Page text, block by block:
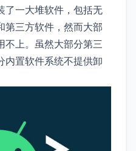
了一大堆软件，包括无
第三方软件，然而大部
不上。虽然大部分第三
内置软件系统不提供卸